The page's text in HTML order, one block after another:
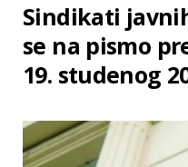
Sindikati
se na pismo
19. studenog